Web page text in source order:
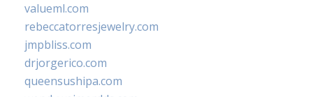
valueml.com
rebeccatorresjewelry.com
jmpbliss.com
drjorgerico.com
queensushipa.com